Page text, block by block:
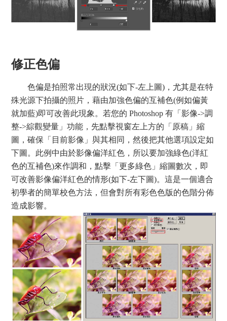
修正色偏
色偏是拍照常出現的狀況(如下-左上圖)，尤其是在特
殊光源下拍攝的照片，藉由加強色偏的互補色(例如偏黃
就加藍)即可改善此現象。若您的 Photoshop 有「影像->調
整->綜觀變量」功能，先點擊視窗左上方的「原稿」縮
圖，確保「目前影像」與其相同，然後把其他選項設定如
下圖。此例中由於影像偏洋紅色，所以要加強綠色(洋紅
色的互補色)來作調和，點擊「更多綠色」縮圖數次，即
可改善影像偏洋紅色的情形(如下-左下圖)。這是一個適合
初學者的簡單校色方法，但會對所有彩色色版的色階分佈
造成影響。